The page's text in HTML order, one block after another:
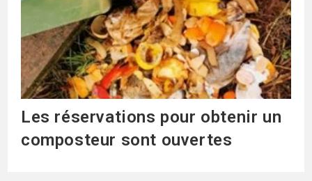
Les réservations pour obtenir un
composteur sont ouvertes